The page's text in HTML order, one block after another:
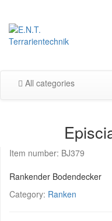
All categories
Item number: BJ379
Rankender Bodendecker
Category: Ranken